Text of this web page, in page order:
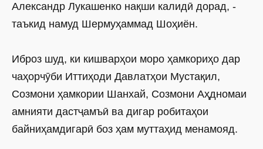
Александр Лукашенко нақши калидӣ дорад, -
таъкид намуд Шермуҳаммад Шоҳиён.
Иброз шуд, ки кишварҳои моро ҳамкориҳо дар
чаҳорчӯби Иттиҳоди Давлатҳои Мустақил,
Созмони ҳамкории Шанхай, Созмони Аҳдномаи
амнияти дастҷамъӣ ва дигар робитаҳои
байниҳамдигарӣ боз ҳам муттаҳид менамояд.